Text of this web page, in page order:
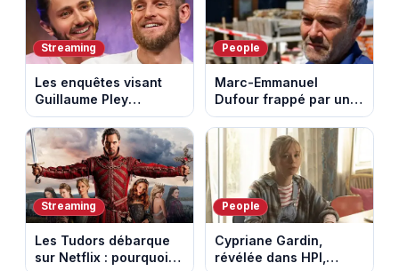
Streaming
Les enquêtes visant
Guillaume Pley
poussent Ragnar Le
Breton à quitter la
tournée Legend
People
Marc-Emmanuel
Dufour frappé par un
terrible incendie : son
chalet part en fumée
Streaming
Les Tudors débarque
sur Netflix : pourquoi la
People
Cypriane Gardin,
révélée dans HPI,